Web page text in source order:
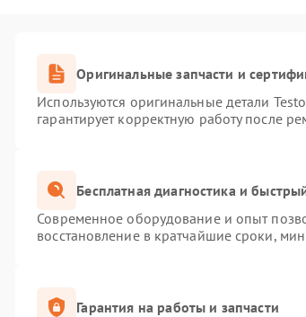
Оригинальные запчасти и
Используются оригинальные детали
гарантирует корректную работу после
Бесплатная диагностика и
Современное оборудование и опыт
восстановление в кратчайшие сроки,
Гарантия на работы и запчасти